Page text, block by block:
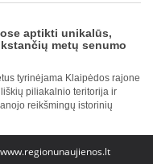
aptikti unikalūs,
metų senumo
tyrinėjama Klaipėdos rajone
piliakalnio teritorija ir
reikšmingų istorinių
www.regionunaujienos.lt